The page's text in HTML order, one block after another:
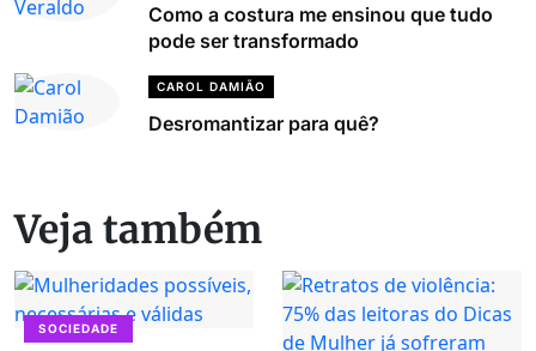
Como a costura me ensinou que tudo
pode ser transformado
CAROL DAMIÃO
Desromantizar para quê?
Veja também
SOCIEDADE